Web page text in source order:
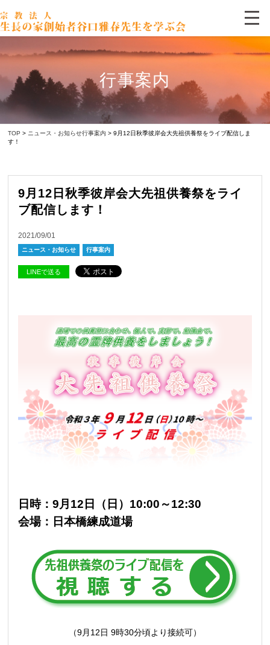
行事案内
TOP > ニュース・お知らせ行事案内 > 9月12日秋季彼岸会大先祖供養祭をライブ配信しま
す！
9月12日秋季彼岸会大先祖供養祭をライ
ブ配信します！
2021/09/01
ニュース・お知らせ 行事案内
LINEで送る
日時：9月12日（日）10:00～12:30
会場：日本橋練成道場
（9月12日 9時30分頃より接続可）